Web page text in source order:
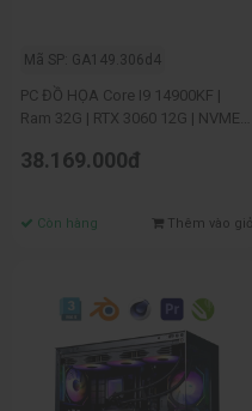
Mã SP: GA149.306d4
PC ĐỒ HỌA Core I9 14900KF |
Ram 32G | RTX 3060 12G | NVME
38.169.000đ
Còn hàng Thêm vào giỏ